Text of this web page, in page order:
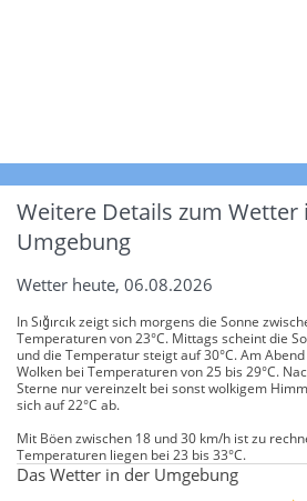
Weitere Details zum Wetter
Umgebung
Wetter heute, 06.08.2026
In Sığırcık zeigt sich morgens die Sonne
Temperaturen von 23°C. Mittags scheint die
und die Temperatur steigt auf 30°C. Am Abend
Wolken bei Temperaturen von 25 bis 29°C.
Sterne nur vereinzelt bei sonst wolkigem
sich auf 22°C ab.
Mit Böen zwischen 18 und 30 km/h ist zu
Temperaturen liegen bei 23 bis 33°C.
Das Wetter in der Umgebung